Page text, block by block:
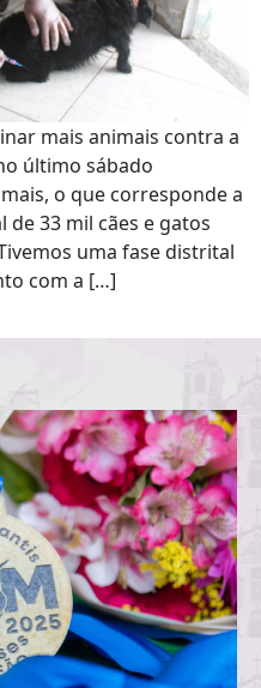
mais animais contra a
último sábado
o que corresponde a
de 33 mil cães e gatos
uma fase distrital
com a […]